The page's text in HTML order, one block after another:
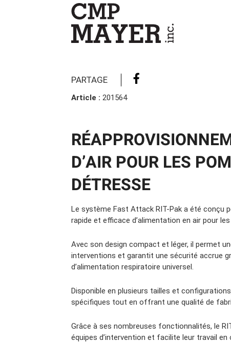
PARTAGE
Article : 201564
D’AIR POUR LES
DÉTRESSE
Le système Fast Attack RIT-Pak a été conçu
rapide et efficace d’alimentation en air pour
Avec son design compact et léger, il permet
interventions et garantit une sécurité accrue
d’alimentation respiratoire universel.
Disponible en plusieurs tailles et
spécifiques tout en offrant une qualité de
Grâce à ses nombreuses fonctionnalités, le
équipes d’intervention et facilite leur travail